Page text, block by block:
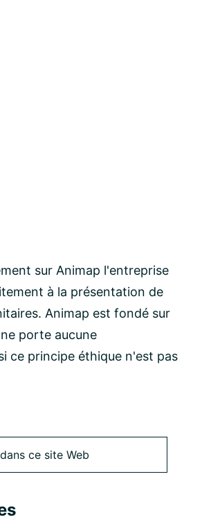
sur Animap l'entreprise
à la présentation de
Animap est fondé sur
porte aucune
ce principe éthique n'est pas